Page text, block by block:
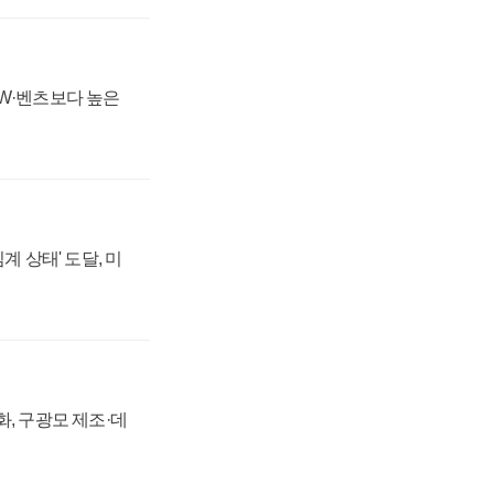
벤츠보다 높은
상태' 도달, 미
구광모 제조·데